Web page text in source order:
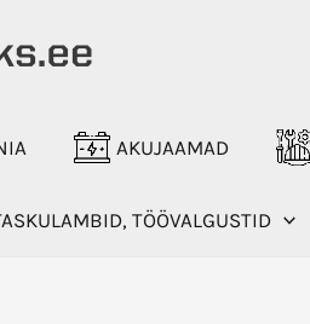
AKUJAAMAD
TÖÖVALGUSTID